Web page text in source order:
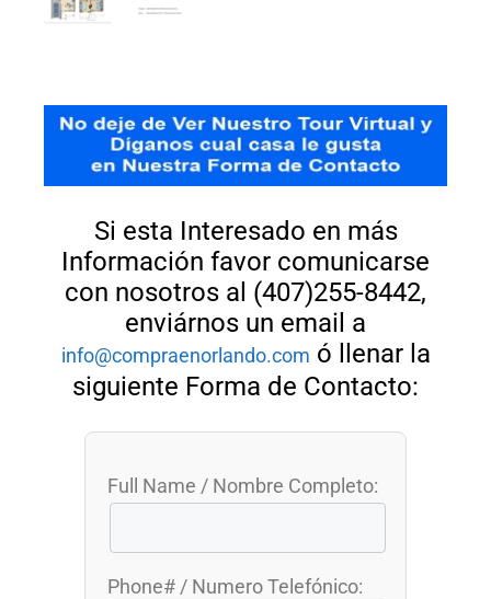
Si esta Interesado en más
Información favor comunicarse
con nosotros al (407)255-8442,
enviárnos un email a
info@compraenorlando.com ó llenar la
siguiente Forma de Contacto:
Full Name / Nombre Completo:
Phone# / Numero Telefónico: